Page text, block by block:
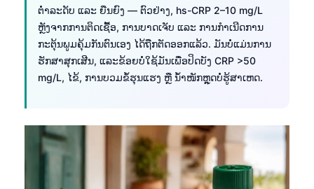
ຕ່ຳລະດັບ ແລະ ຍືນຍົງ — ຕົວຢ່າງ, hs-CRP 2–10 mg/L
ຫຼັງຈາກການຕິດເຊື້ອ, ການບາດເຈັບ ແລະ ການກຳເນີດການ
ກະຕຸ້ນພູມຄຸ້ມກັນຕົນເອງ ໄດ້ຖືກຕັດອອກແລ້ວ. ມັນບໍ່ແມ່ນການ
ຮັກສາສຸກເສີນ, ແລະຂ້ອຍບໍ່ໃຊ້ມັນເພື່ອປິດບັງ CRP >50
mg/L, ໄຂ້, ການບວມຂໍ້ຮຸນແຮງ ຫຼື ນ້ຳໜັກຫຼຸດບໍ່ຮູ້ສາເຫດ.